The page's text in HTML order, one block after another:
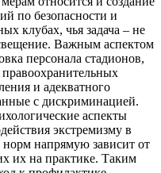
по безопасности и
клубах, чья задача – не
Важным аспектом
персонала стадионов,
правоохранительных
и адекватного
с дискриминацией.
аспекты
экстремизму в
напрямую зависит от
их на практике. Таким